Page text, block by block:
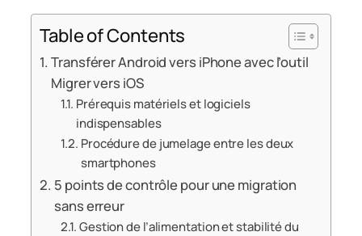
Table of Contents
Transférer Android vers iPhone avec l’outil
Migrer vers iOS
Prérequis matériels et logiciels
indispensables
Procédure de jumelage entre les deux
smartphones
5 points de contrôle pour une migration
sans erreur
Gestion de l’alimentation et stabilité du